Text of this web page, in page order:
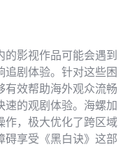
的影视作品可能会遇到
追剧体验。针对这些困
有效帮助海外观众流畅
速的观剧体验。海螺加
作，极大优化了跨区域
碍享受《黑白诀》这部